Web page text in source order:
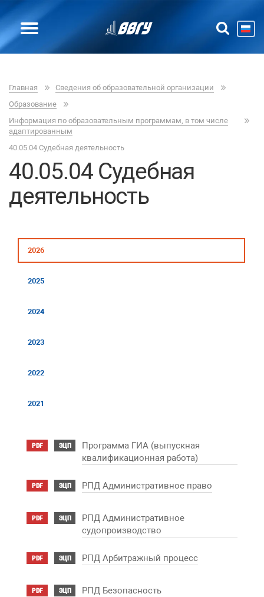
Главная
Сведения об образовательной организации
Образование
Информация по образовательным программам, в том числе
адаптированным
40.05.04 Судебная деятельность
40.05.04 Судебная
деятельность
2026
2025
2024
2023
2022
2021
PDF ЭЦП
Программа ГИА (выпускная
квалификационная работа)
PDF ЭЦП РПД Административное право
PDF ЭЦП
РПД Административное
судопроизводство
PDF ЭЦП РПД Арбитражный процесс
PDF ЭЦП
РПД Безопасность